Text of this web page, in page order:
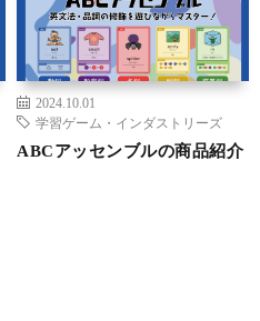
2024.10.01
学習ゲーム・インダストリーズ
ABCアッセンブルの商品紹介